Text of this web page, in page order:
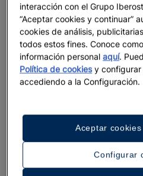
interacción con el Grupo
“Aceptar cookies y continuar”
cookies de análisis,
todos estos fines. Conoce
información personalaquí.
Política de cookiesy configurar
accediendo a la Configuración.
Configurar
Aceptar